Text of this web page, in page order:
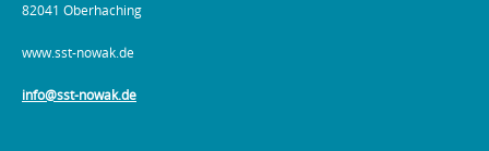
82041 Oberhaching
www.sst-nowak.de
info@sst-nowak.de